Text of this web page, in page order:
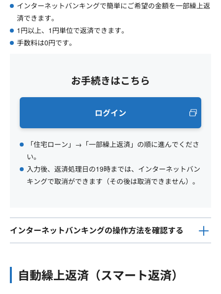
インターネットバンキングで簡単にご希望の金額を一部繰上返
済できます。
1円以上、1円単位で返済できます。
手数料は0円です。
お手続きはこちら
ログイン
「住宅ローン」→「一部繰上返済」の順に進んでくださ
い。
入力後、返済処理日の19時までは、インターネットバン
キングで取消ができます（その後は取消できません）。
インターネットバンキングの操作方法を確認する
自動繰上返済（スマート返済）